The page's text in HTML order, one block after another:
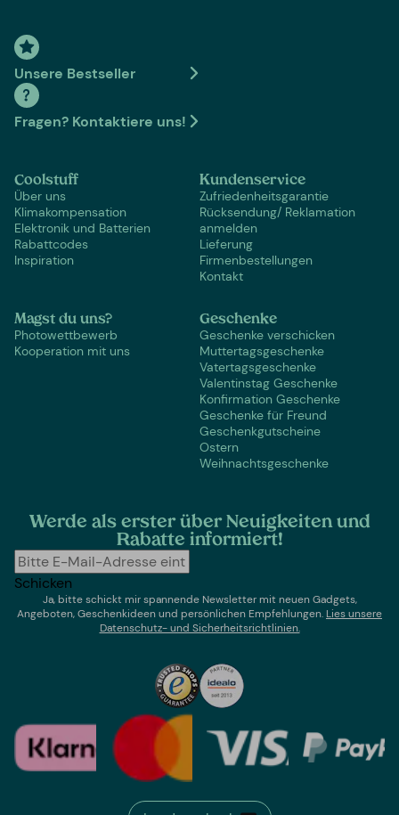
Unsere Bestseller
Fragen? Kontaktiere uns!
Coolstuff
Über uns
Klimakompensation
Elektronik und Batterien
Rabattcodes
Inspiration
Kundenservice
Zufriedenheitsgarantie
Rücksendung/ Reklamation
anmelden
Lieferung
Firmenbestellungen
Kontakt
Magst du uns?
Photowettbewerb
Kooperation mit uns
Geschenke
Geschenke verschicken
Muttertagsgeschenke
Vatertagsgeschenke
Valentinstag Geschenke
Konfirmation Geschenke
Geschenke für Freund
Geschenkgutscheine
Ostern
Weihnachtsgeschenke
Werde als erster über Neuigkeiten und
Rabatte informiert!
Schicken
Ja, bitte schickt mir spannende Newsletter mit neuen Gadgets,
Angeboten, Geschenkideen und persönlichen Empfehlungen. Lies unsere
Datenschutz- und Sicherheitsrichtlinien.